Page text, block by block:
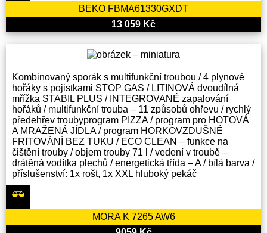
BEKO FBMA61330GXDT
13 059 Kč
Kombinovaný sporák s multifunkční troubou / 4 plynové
hořáky s pojistkami STOP GAS / LITINOVÁ dvoudílná
mřížka STABIL PLUS / INTEGROVANÉ zapalování
hořáků / multifunkční trouba – 11 způsobů ohřevu / rychlý
předehřev troubyprogram PIZZA / program pro HOTOVÁ
A MRAŽENÁ JÍDLA / program HORKOVZDUŠNÉ
FRITOVÁNÍ BEZ TUKU / ECO CLEAN – funkce na
čištění trouby / objem trouby 71 l / vedení v troubě –
drátěná vodítka plechů / energetická třída – A / bílá barva /
příslušenství: 1x rošt, 1x XXL hluboký pekáč
MORA K 7265 AW6